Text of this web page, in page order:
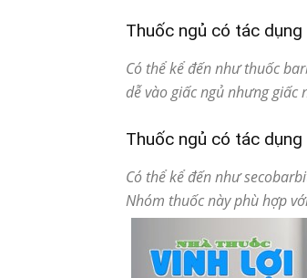
Thuốc ngủ có tác
Có thể kể đến như thuốc
dễ vào giấc ngủ nhưng giấc
Thuốc ngủ có tác
Có thể kể đến như
Nhóm thuốc này phù hợp